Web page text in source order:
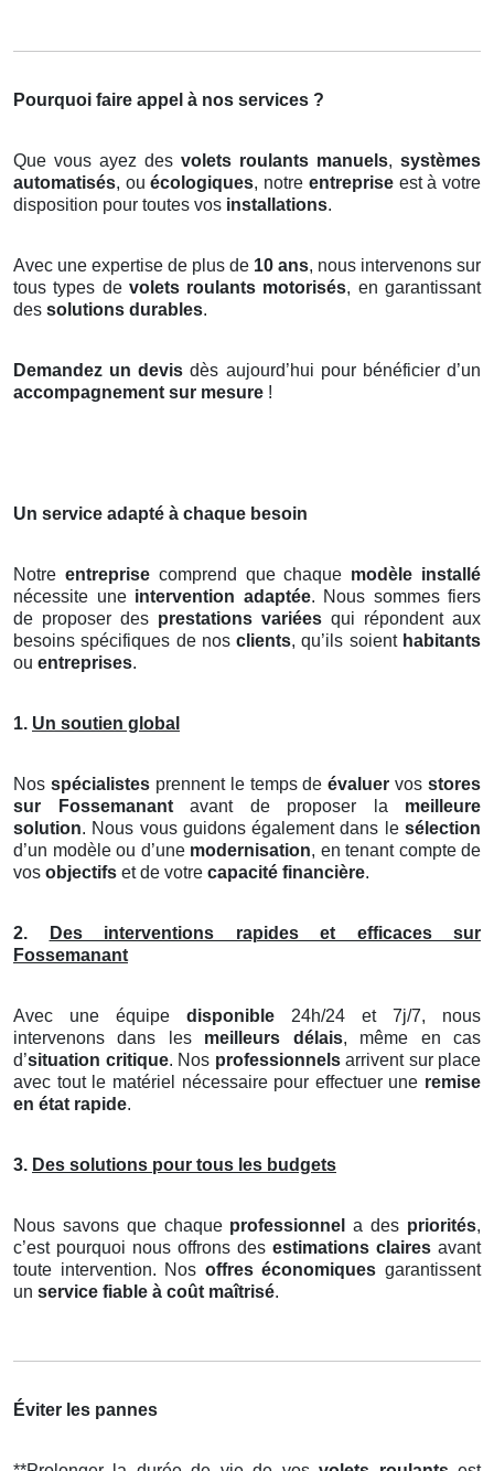
Pourquoi faire appel à nos services ?
Que vous ayez des volets roulants manuels, systèmes
automatisés, ouécologiques, notre entrepriseest à votre
disposition pour toutes vos installations.
Avec une expertise de plus de 10 ans, nous intervenons sur
tous types de volets roulants motorisés, en garantissant
des solutions durables.
Demandez un devis dès aujourd’hui pour bénéficier d’un
accompagnement sur mesure !
Un service adapté à chaque besoin
Notre entreprisecomprend que chaque modèle installé
nécessite une intervention adaptée. Nous sommes fiers
de proposer des prestations variées qui répondent aux
besoins spécifiques de nosclients, qu’ils soient habitants
ou entreprises.
1. Un soutien global
Nos spécialistesprennent le temps deévaluer vos stores
sur Fossemanant avant de proposer la meilleure
solution. Nous vous guidons également dans le sélection
d’un modèle ou d’une modernisation, en tenant compte de
vos objectifs et de votre capacité financière.
2.
Des interventions rapides et efficaces sur
Fossemanant
Avec une équipe disponible 24h/24 et 7j/7, nous
intervenons dans les meilleurs délais, même en cas
d’situation critique. Nos professionnelsarrivent sur place
avec tout le matériel nécessaire pour effectuer une remise
en état rapide.
3. Des solutions pour tous les budgets
Nous savons que chaque professionnel a des priorités,
c’est pourquoi nous offrons des estimations claires avant
toute intervention. Nos offres économiques garantissent
un service fiable à coût maîtrisé.
Éviter les pannes